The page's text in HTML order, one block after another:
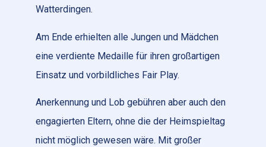
Watterdingen.
Am Ende erhielten alle Jungen und Mädchen
eine verdiente Medaille für ihren großartigen
Einsatz und vorbildliches Fair Play.
Anerkennung und Lob gebühren aber auch den
engagierten Eltern, ohne die der Heimspieltag
nicht möglich gewesen wäre. Mit großer